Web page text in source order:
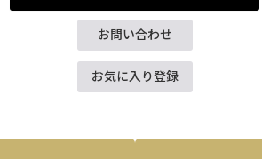
お問い合わせ
お気に入り登録